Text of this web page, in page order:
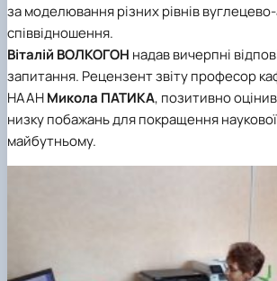
за моделювання різних рівнів
співвідношення.
Віталій ВОЛКОГОН надав вичерпні
запитання. Рецензент звіту професор
НААНМикола ПАТИКА, позитивно
низку побажань для покращення
майбутньому.